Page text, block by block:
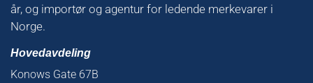
år, og importør og agentur for ledende merkevarer i
Norge.
Hovedavdeling
Konows Gate 67B